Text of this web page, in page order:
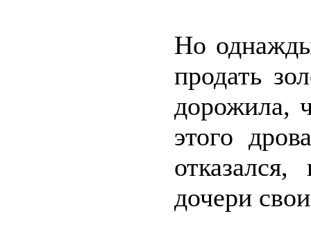
Но
продать
дорожила,
этого
дочери